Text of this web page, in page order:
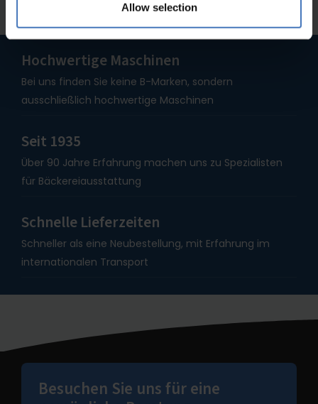
Allow selection
Hochwertige Maschinen
Bei uns finden Sie keine B-Marken, sondern
ausschließlich hochwertige Maschinen
Seit 1935
Über 90 Jahre Erfahrung machen uns zu Spezialisten
für Bäckereiausstattung
Schnelle Lieferzeiten
Schneller als eine Neubestellung, mit Erfahrung im
internationalen Transport
Besuchen Sie uns für eine